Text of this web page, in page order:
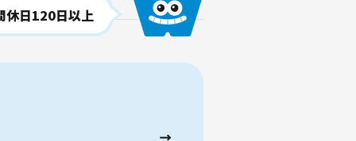
休日120日以上